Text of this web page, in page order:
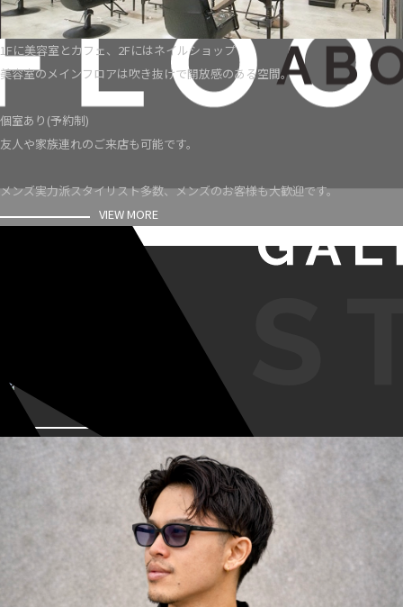
1Fに美容室とカフェ、2Fにはネイルショップ
美容室のメインフロアは吹き抜けで開放感のある空間。
個室あり(予約制)
友人や家族連れのご来店も可能です。
メンズ実力派スタイリスト多数、メンズのお客様も大歓迎です。
VIEW MORE